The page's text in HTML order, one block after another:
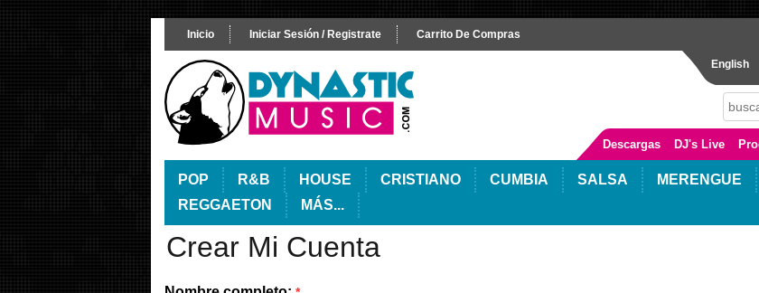
Inicio Iniciar Sesión / Registrate Carrito De Compras
English
Descargas DJ's Live
POP R&B HOUSE CRISTIANO CUMBIA SALSA MERENGUE
REGGAETON
MÁS...
Crear Mi Cuenta